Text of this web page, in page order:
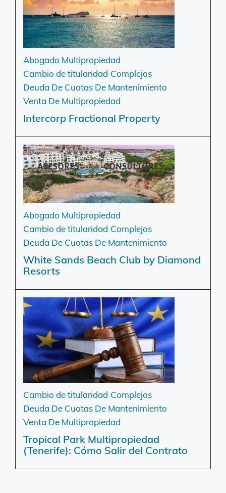
Abogado Multipropiedad
Cambio de titularidad Complejos
Deuda De Cuotas De Mantenimiento
Venta De Multipropiedad
Intercorp Fractional Property
Abogado Multipropiedad
Cambio de titularidad Complejos
Deuda De Cuotas De Mantenimiento
White Sands Beach Club by Diamond
Resorts
Cambio de titularidad Complejos
Deuda De Cuotas De Mantenimiento
Venta De Multipropiedad
Tropical Park Multipropiedad
(Tenerife): Cómo Salir del Contrato